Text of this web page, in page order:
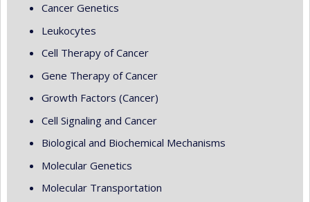
Cancer Genetics
Leukocytes
Cell Therapy of Cancer
Gene Therapy of Cancer
Growth Factors (Cancer)
Cell Signaling and Cancer
Biological and Biochemical Mechanisms
Molecular Genetics
Molecular Transportation